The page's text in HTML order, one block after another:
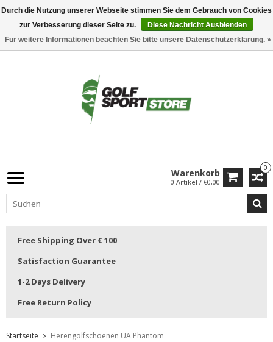
0
Warenkorb
0 Artikel / €0,00
Free Shipping Over € 100
Satisfaction Guarantee
1-2 Days Delivery
Free Return Policy
Startseite Herengolfschoenen UA Phantom
Durch die Nutzung unserer Webseite stimmen Sie dem Gebrauch von Cookies
zur Verbesserung dieser Seite zu.
Diese Nachricht Ausblenden
Für weitere Informationen beachten Sie bitte unsere Datenschutzerklärung. »